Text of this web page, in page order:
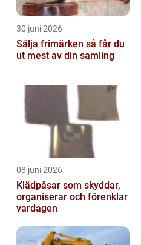
30 juni 2026
Sälja frimärken så får du
ut mest av din samling
08 juni 2026
Klädpåsar som skyddar,
organiserar och förenklar
vardagen